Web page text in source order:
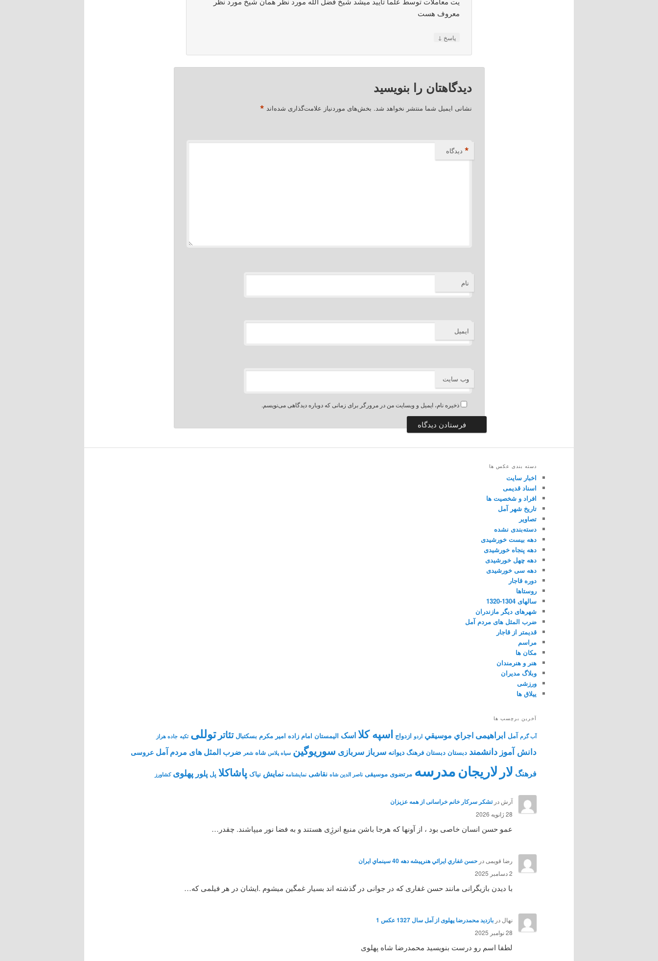
معروف هست
پاسخ ↓
دیدگاهتان را بنویسید
نشانی ایمیل شما منتشر نخواهد شد. بخش‌های موردنیاز علامت‌گذاری شده‌اند *
دیدگاه *
نام
ایمیل
وب‌ سایت
ذخیره نام، ایمیل و وبسایت من در مرورگر برای زمانی که دوباره دیدگاهی می‌نویسم.
دسته بندی عکس ها
اخبار سایت
اسناد قدیمی
افراد و شخصیت ها
تاریخ شهر آمل
تصاویر
دسته‌بندی نشده
دهه بیست خورشیدی
دهه پنجاه خورشیدی
دهه چهل خورشیدی
دهه سی خورشیدی
دوره قاجار
روستاها
سالهای 1304-1320
شهرهای دیگر مازندران
ضرب المثل های مردم آمل
قدیمتر از قاجار
مراسم
مکان ها
هنر و هنرمندان
وبلاگ مدیران
ورزشی
ییلاق ها
آخرین برچسب ها
آب گرم آمل ابراهیمی اجراي موسيقي اردو ازدواج اسپه کلااسک الیمستان امام زاده امیر مکرم بسکتبال تئاتر توللی تکیه جاده هراز
دانش آموز دانشمند دبستان دبستان فرهنگ دیوانه سرباز سربازی سوریوگین سیاه پلاس شاه شعر ضرب المثل های مردم آمل عروسی
فرهنگ لار لاریجانمدرسه مرتضوی موسیقی ناصر الدین شاه نقاشی نمايشنامه نمایش نیاک پاشاکلا پل پلور پهلوی کشاورز
آرش درتشکر سرکار خانم خراسانی از همه عزیزان
28 ژانویه 2026
عمو حسن انسان خاصی بود ، از آونها که هرجا باشن منبع انرژِی هستند و به فضا نور میپاشند. چقدر…
رضا قویمی در حسن غفاري ايرائي هنرپيشه دهه 40 سينماي ايران
2 دسامبر 2025
با دیدن بازیگرانی مانند حسن غفاری که در جوانی در گذشته اند بسیار غمگین میشوم .ایشان در هر فیلمی که…
نهال در بازدید محمدرضا پهلوی از آمل سال 1327 عکس 1
28 نوامبر 2025
لطفا اسم رو درست بنویسید محمدرضا شاه پهلوی